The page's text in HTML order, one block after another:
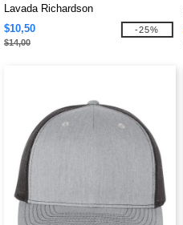
Lavada Richardson
$10,50
$14,00
-25%